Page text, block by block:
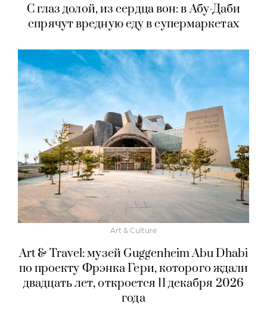
С глаз долой, из сердца вон: в Абу-Даби
спрячут вредную еду в супермаркетах
Art & Culture
Art & Travel: музей Guggenheim Abu Dhabi
по проекту Фрэнка Гери, которого ждали
двадцать лет, откроется 11 декабря 2026
года